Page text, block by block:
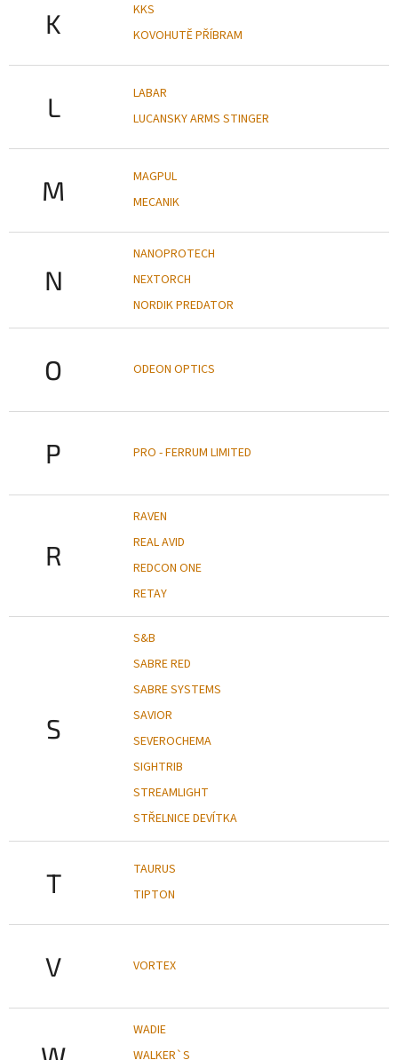
K
KKS
KOVOHUTĚ PŘÍBRAM
L
LABAR
LUCANSKY ARMS STINGER
M
MAGPUL
MECANIK
N
NANOPROTECH
NEXTORCH
NORDIK PREDATOR
O ODEON OPTICS
P PRO - FERRUM LIMITED
R
RAVEN
REAL AVID
REDCON ONE
RETAY
S
S&B
SABRE RED
SABRE SYSTEMS
SAVIOR
SEVEROCHEMA
SIGHTRIB
STREAMLIGHT
STŘELNICE DEVÍTKA
T
TAURUS
TIPTON
V VORTEX
WADIE
WALKER`S